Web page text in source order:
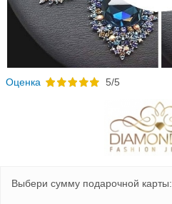
Oценка 5/5
Выбери сумму подарочной карты: